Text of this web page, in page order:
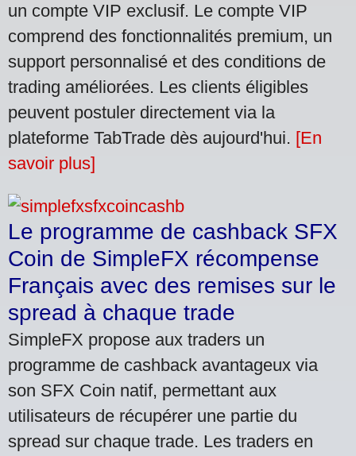
un compte VIP exclusif. Le compte VIP
comprend des fonctionnalités premium, un
support personnalisé et des conditions de
trading améliorées. Les clients éligibles
peuvent postuler directement via la
plateforme TabTrade dès aujourd'hui. [En
savoir plus]
Le programme de cashback SFX
Coin de SimpleFX récompense
Français avec des remises sur le
spread à chaque trade
SimpleFX propose aux traders un
programme de cashback avantageux via
son SFX Coin natif, permettant aux
utilisateurs de récupérer une partie du
spread sur chaque trade. Les traders en